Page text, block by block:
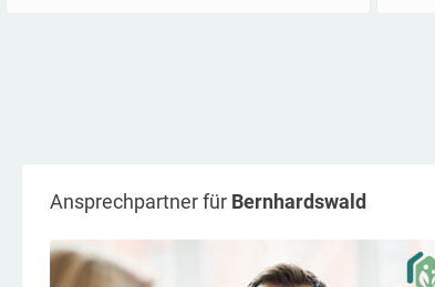
Ansprechpartner für Bernhardswald